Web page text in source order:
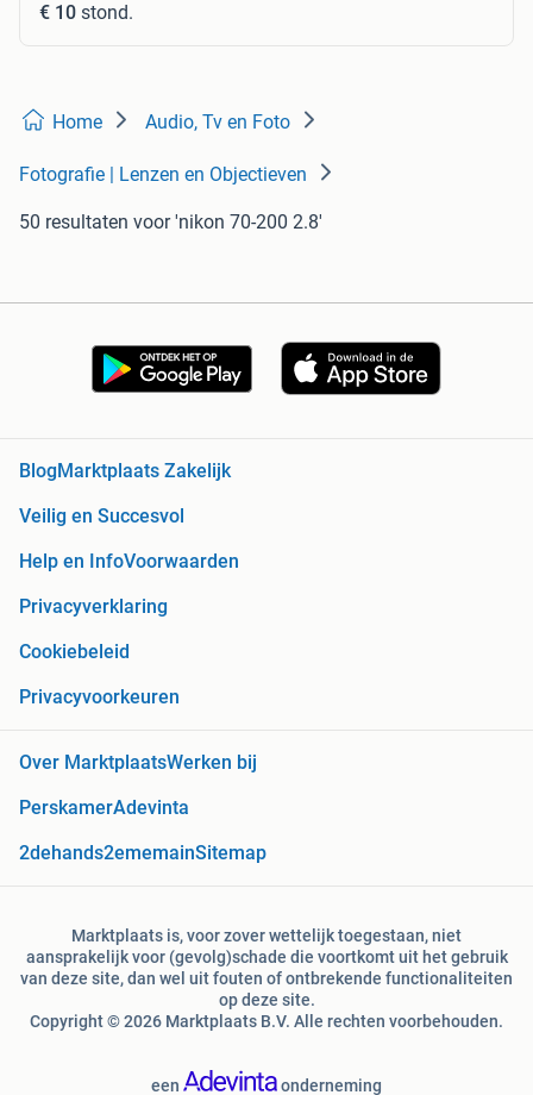
€ 10 stond.
Home Audio, Tv en Foto
Fotografie | Lenzen en Objectieven
50 resultaten voor 'nikon 70-200 2.8'
Blog Marktplaats Zakelijk
Veilig en Succesvol
Help en InfoVoorwaarden
Privacyverklaring
Cookiebeleid
Privacyvoorkeuren
Over MarktplaatsWerken bij
PerskamerAdevinta
2dehands2ememainSitemap
Marktplaats is, voor zover wettelijk toegestaan, niet
aansprakelijk voor (gevolg)schade die voortkomt uit het gebruik
van deze site, dan wel uit fouten of ontbrekende functionaliteiten
op deze site.
Copyright © 2026 Marktplaats B.V. Alle rechten voorbehouden.
een onderneming